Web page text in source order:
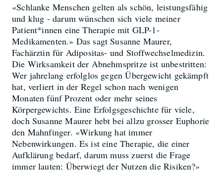
«Schlanke Menschen gelten als schön, leistungsfähig
und klug - darum wünschen sich viele meiner
Patient*innen eine Therapie mit GLP-1-
Medikamenten.» Das sagt Susanne Maurer,
Fachärztin für Adipositas- und Stoffwechselmedizin.
Die Wirksamkeit der Abnehmspritze ist unbestritten:
Wer jahrelang erfolglos gegen Übergewicht gekämpft
hat, verliert in der Regel schon nach wenigen
Monaten fünf Prozent oder mehr seines
Körpergewichts. Eine Erfolgsgeschichte für viele,
doch Susanne Maurer hebt bei allzu grosser Euphorie
den Mahnfinger. «Wirkung hat immer
Nebenwirkungen. Es ist eine Therapie, die einer
Aufklärung bedarf, darum muss zuerst die Frage
immer lauten: Überwiegt der Nutzen die Risiken?»